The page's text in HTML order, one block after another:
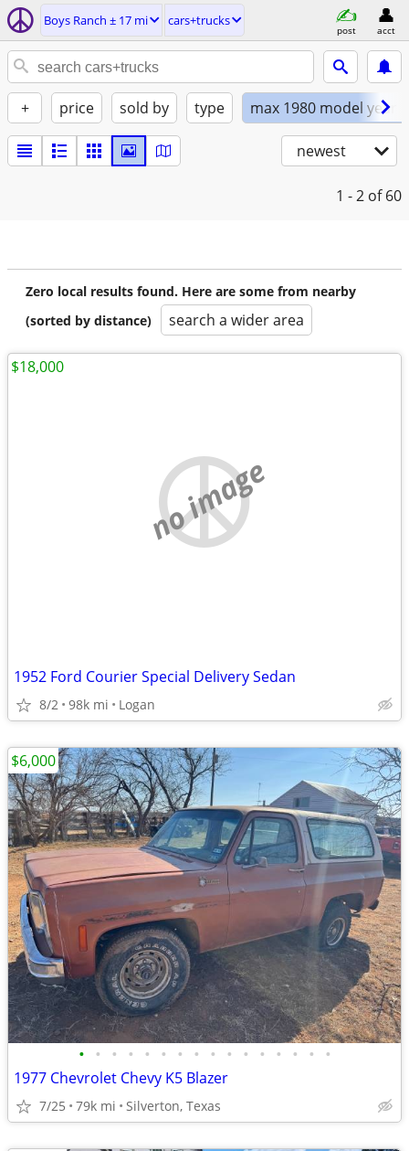
Boys Ranch ± 17 mi cars+trucks
post acct
+ price sold by type max 1980 model year
newest
1 - 2 of 60
Zero local results found. Here are some from nearby
(sorted by distance)
search a wider area
no image
1952 Ford Courier Special Delivery Sedan
8/2 98k mi Logan
$18,000
• • • • • • • • • • • • • • • •
1977 Chevrolet Chevy K5 Blazer
7/25 79k mi Silverton, Texas
$6,000